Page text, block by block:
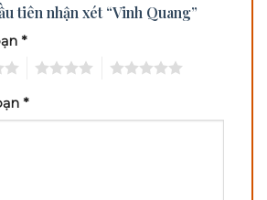
tiên nhận xét “Vinh Quang”
*
*